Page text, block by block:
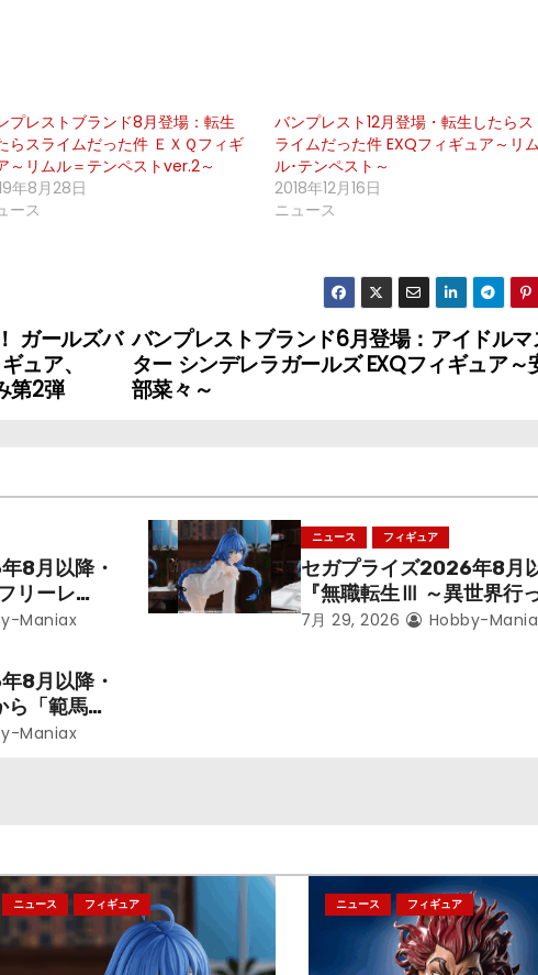
プレストブランド8月登場：転生
らスライムだった件 ＥＸＱフィギ
～リムル＝テンペストver.2～
年8月28日
ース
バンプレスト12月登場・転生したらス
ライムだった件 EXQフィギュア～リ
ル･テンペスト～
2018年12月16日
ニュース
バンプレストブランド6月登場：アイドルマ
ター シンデレラガールズ EXQフィギュア～
部菜々～
ガールズバ
ュア、
第2弾
8月以降・
リーレ
ことにな
レン」を
Maniax
ニュース フィギュア
セガプライズ2026年8月
『無職転生Ⅲ ～異世界行
本気だす～』から「ロキ
7月 29, 2026 Hobby-
8月以降・
「範馬勇
Maniax
ニュース フィギュア ニュース フィギュア